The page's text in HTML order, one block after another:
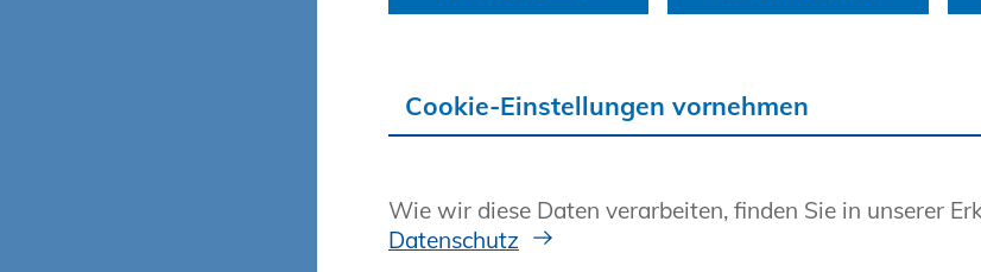
Cookie-Einstellungen vornehmen
Wie wir diese Daten verarbeiten, finden Sie in unserer
Datenschutz